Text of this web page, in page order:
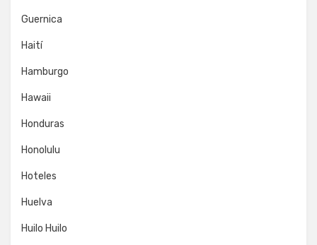
Guernica
Haití
Hamburgo
Hawaii
Honduras
Honolulu
Hoteles
Huelva
Huilo Huilo